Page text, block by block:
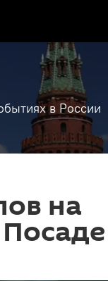
в России
на